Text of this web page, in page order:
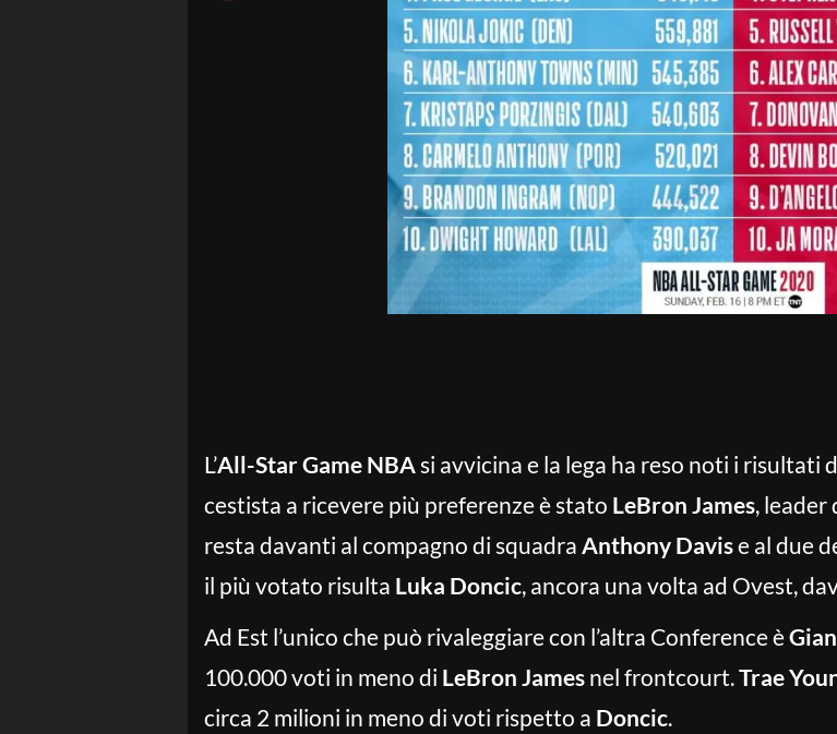
L’All-Star Game NBAsi avvicina e la lega ha reso noti i risultati
cestista a ricevere più preferenze è stato LeBron James, leader
resta davanti al compagno di squadra Anthony Davise al due
il più votato risulta Luka Doncic, ancora una volta ad Ovest,
Ad Est l’unico che può rivaleggiare con l’altra Conference è
100.000 voti in meno di LeBron James nel frontcourt.Trae
circa 2 milioni in meno di voti rispetto a Doncic.